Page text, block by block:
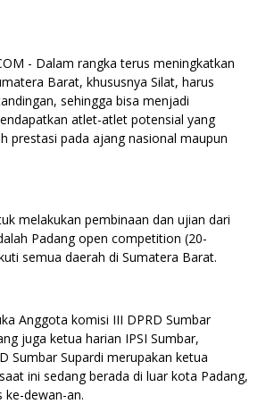
- Dalam rangka terus meningkatkan
Barat, khususnya Silat, harus
sehingga bisa menjadi
atlet-atlet potensial yang
prestasi pada ajang nasional maupun
melakukan pembinaan dan ujian dari
Padang open competition (20-
semua daerah di Sumatera Barat.
Anggota komisi III DPRD Sumbar
juga ketua harian IPSI Sumbar,
Sumbar Supardi merupakan ketua
ini sedang berada di luar kota Padang,
ke-dewan-an.